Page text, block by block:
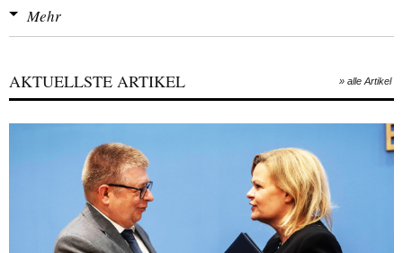
Mehr
AKTUELLSTE ARTIKEL » alle Artikel